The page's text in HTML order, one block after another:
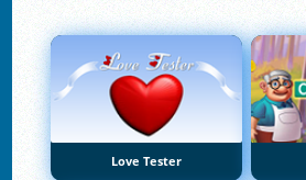
Love Tester